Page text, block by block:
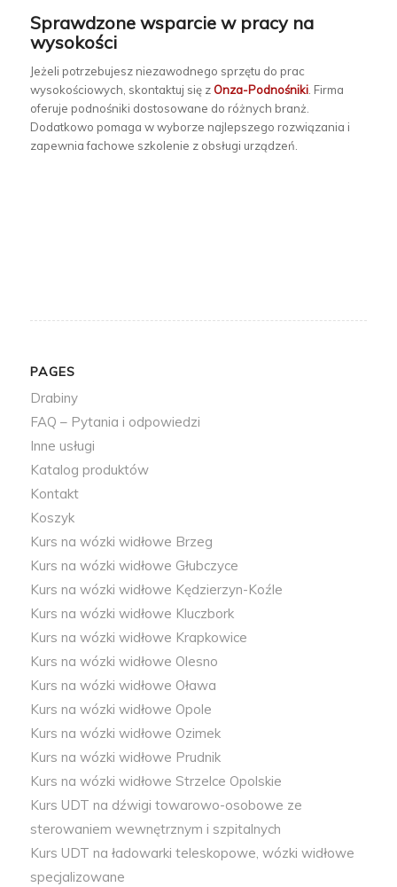
Sprawdzone wsparcie w pracy na
wysokości
Jeżeli potrzebujesz niezawodnego sprzętu do prac
wysokościowych, skontaktuj się zOnza-Podnośniki. Firma
oferuje podnośniki dostosowane do różnych branż.
Dodatkowo pomaga w wyborze najlepszego rozwiązania i
zapewnia fachowe szkolenie z obsługi urządzeń.
PAGES
Drabiny
FAQ – Pytania i odpowiedzi
Inne usługi
Katalog produktów
Kontakt
Koszyk
Kurs na wózki widłowe Brzeg
Kurs na wózki widłowe Głubczyce
Kurs na wózki widłowe Kędzierzyn-Koźle
Kurs na wózki widłowe Kluczbork
Kurs na wózki widłowe Krapkowice
Kurs na wózki widłowe Olesno
Kurs na wózki widłowe Oława
Kurs na wózki widłowe Opole
Kurs na wózki widłowe Ozimek
Kurs na wózki widłowe Prudnik
Kurs na wózki widłowe Strzelce Opolskie
Kurs UDT na dźwigi towarowo-osobowe ze
sterowaniem wewnętrznym i szpitalnych
Kurs UDT na ładowarki teleskopowe, wózki widłowe
specjalizowane